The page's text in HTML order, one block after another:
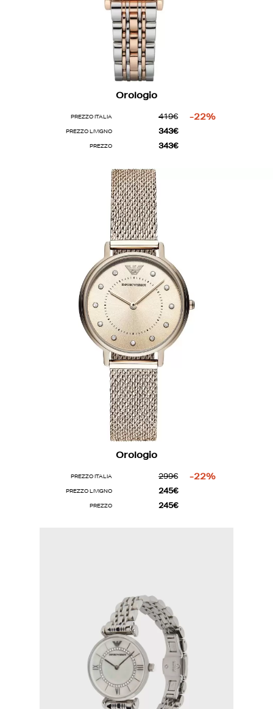
Orologio
PREZZO ITALIA 419€ -22%
PREZZO LIVIGNO 343€
PREZZO 343€
Orologio
PREZZO ITALIA 299€ -22%
PREZZO LIVIGNO 245€
PREZZO 245€